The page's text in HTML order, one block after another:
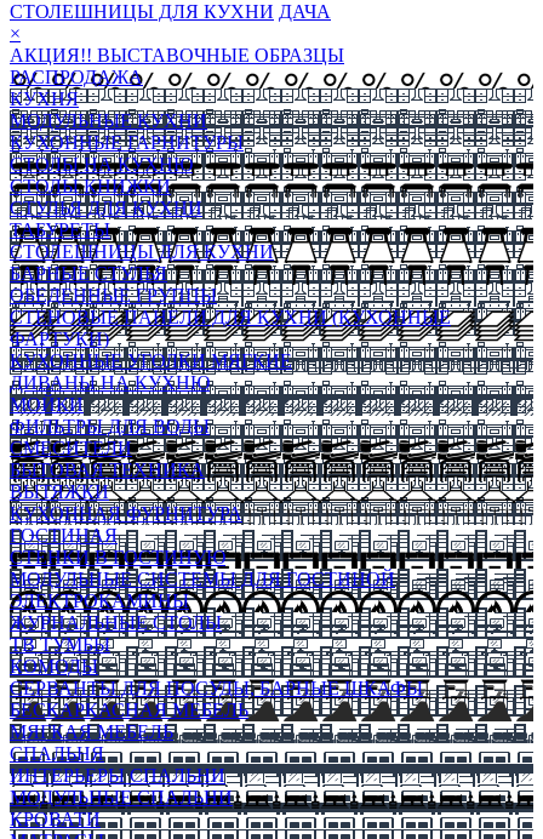
СТОЛЕШНИЦЫ ДЛЯ КУХНИ ДАЧА
×
АКЦИЯ!! ВЫСТАВОЧНЫЕ ОБРАЗЦЫ
РАСПРОДАЖА
КУХНЯ
МОДУЛЬНЫЕ КУХНИ
КУХОННЫЕ ГАРНИТУРЫ
СТОЛЫ НА КУХНЮ
СТОЛЫ КНИЖКИ
СТУЛЬЯ ДЛЯ КУХНИ
ТАБУРЕТЫ
СТОЛЕШНИЦЫ ДЛЯ КУХНИ
БАРНЫЕ СТУЛЬЯ
ОБЕДЕННЫЕ ГРУППЫ
СТЕНОВЫЕ ПАНЕЛИ ДЛЯ КУХНИ (КУХОННЫЕ
ФАРТУКИ)
КУХОННЫЕ УГОЛКИ МЯГКИЕ
ДИВАНЫ НА КУХНЮ
МОЙКИ
ФИЛЬТРЫ ДЛЯ ВОДЫ
СМЕСИТЕЛИ
БЫТОВАЯ ТЕХНИКА
ВЫТЯЖКИ
КУХОННАЯ ФУРНИТУРА
ГОСТИНАЯ
СТЕНКИ В ГОСТИНУЮ
МОДУЛЬНЫЕ СИСТЕМЫ ДЛЯ ГОСТИНОЙ
ЭЛЕКТРОКАМИНЫ
ЖУРНАЛЬНЫЕ СТОЛЫ
ТВ ТУМБЫ
КОМОДЫ
СЕРВАНТЫ ДЛЯ ПОСУДЫ, БАРНЫЕ ШКАФЫ
БЕСКАРКАСНАЯ МЕБЕЛЬ
МЯГКАЯ МЕБЕЛЬ
СПАЛЬНЯ
ИНТЕРЬЕРЫ СПАЛЬНИ
МОДУЛЬНЫЕ СПАЛЬНИ
КРОВАТИ